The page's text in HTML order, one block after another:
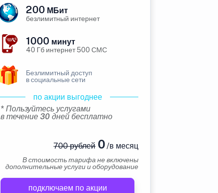
200 МБит
безлимитный интернет
1000 минут
40 Гб интернет 500 СМС
Безлимитный доступ
в социальные сети
по акции выгоднее
* Пользуйтесь услугами
в течение 30 дней бесплатно
700 рублей0/в месяц
В стоимость тарифа не включены
дополнительные услуги и оборудование
подключаем по акции